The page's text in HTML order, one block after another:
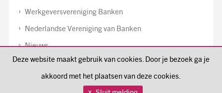
Deze website maakt gebruik van cookies. Door je bezoek ga je
akkoord met het plaatsen van deze cookies.
Werkgeversvereniging Banken
Nederlandse Vereniging van Banken
Nieuws
Disclaimer
Cookiebeleid